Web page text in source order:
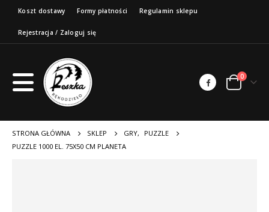
Koszt dostawy Formy płatności Regulamin sklepu
Rejestracja / Zaloguj się
0
STRONA GŁÓWNA SKLEP GRY,
PUZZLE
PUZZLE 1000 EL. 75X50 CM PLANETA